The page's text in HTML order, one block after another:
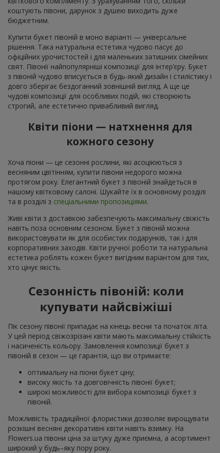
коштують півони, дарунок з душею виходить дуже
бюджетним.
Купити букет півоній в моно варіанті — універсальне
рішення. Така натуральна естетика чудово пасує до
офіційних урочистостей і для маленьких затишних сімейних
свят. Півонії найпопулярніші композиції для інтер’єру. Букет
з півоній чудово вписується в будь-який дизайн і стилістику і
довго зберігає бездоганний зовнішній вигляд. А ще це
чудові композиції для особливих подій, які створюють
строгий, але естетично привабливий вигляд.
Квіти піони — натхнення для
кожного сезону
Хоча піони — це сезонні рослини, які асоціюються з
весняним цвітінням, купити півони недорого можна
протягом року. Елегантний букет з півоній знайдеться в
нашому квітковому салоні. Шукайте їх в основному розділі
та в розділі з спеціальними пропозиціями.
Живі квіти з доставкою забезпечують максимальну свіжість
навіть поза основним сезоном. Букет з півоній можна
використовувати як для особистих подарунків, так і для
корпоративних заходів. Квіти ручної роботи та натуральна
естетика роблять кожен букет вигідним варіантом для тих,
хто цінує якість.
Сезонність півоній: коли
купувати найсвіжіші
Пік сезону півонії припадає на кінець весни та початок літа.
У цей період свіжозрізані квіти мають максимальну стійкість
і насиченість кольору. Замовлення композиції букет з
півоній в сезон — це гарантія, що ви отримаєте:
оптимальну на піони букет ціну;
високу якість та довговічність півонії букет;
широкі можливості для вибора композиції букет з
півоній.
Можливість традиційної флористики дозволяє вирощувати
розкішні весняні декоративні квіти навіть взимку. На
Flowers.ua півони ціна за штуку дуже приємна, а асортимент
широкий у будь–яку пору року.